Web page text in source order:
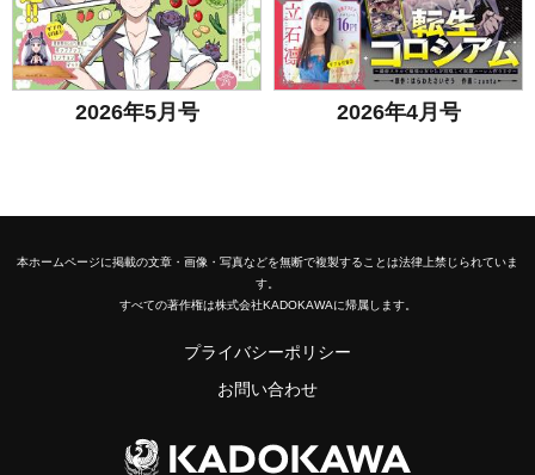
2026年5月号 2026年4月号
本ホームページに掲載の文章・画像・写真などを無断で複製することは法律上禁じられていま
す。
すべての著作権は株式会社KADOKAWAに帰属します。
プライバシーポリシー
お問い合わせ